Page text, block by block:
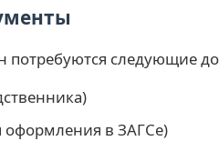
потребуются следующие
оформления в ЗАГСе)